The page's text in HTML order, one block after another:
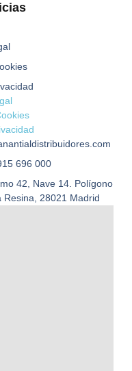
696 000
42, Nave 14. Polígono
Resina, 28021 Madrid